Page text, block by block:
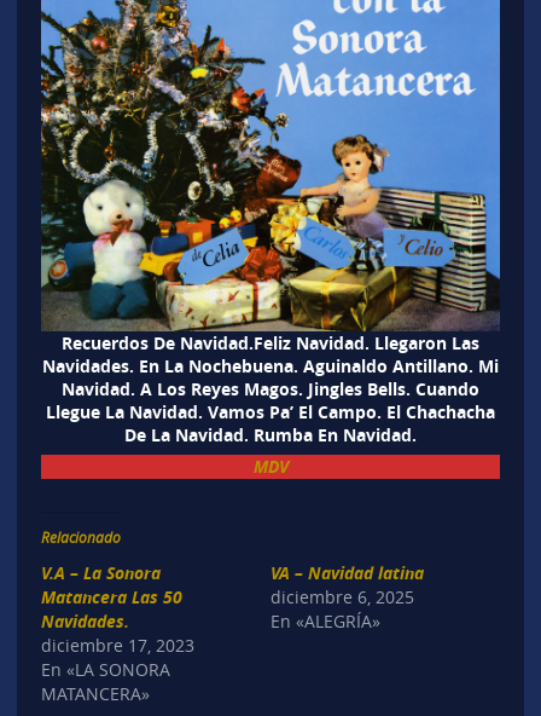
Recuerdos De Navidad.Feliz Navidad. Llegaron Las
Navidades. En La Nochebuena. Aguinaldo Antillano. Mi
Navidad. A Los Reyes Magos. Jingles Bells. Cuando
Llegue La Navidad. Vamos Pa’ El Campo. El Chachacha
De La Navidad. Rumba En Navidad.
MDV
Relacionado
V.A – La Sonora
Matancera Las 50
Navidades.
diciembre 17, 2023
En «LA SONORA
MATANCERA»
VA – Navidad latina
diciembre 6, 2025
En «ALEGRÍA»